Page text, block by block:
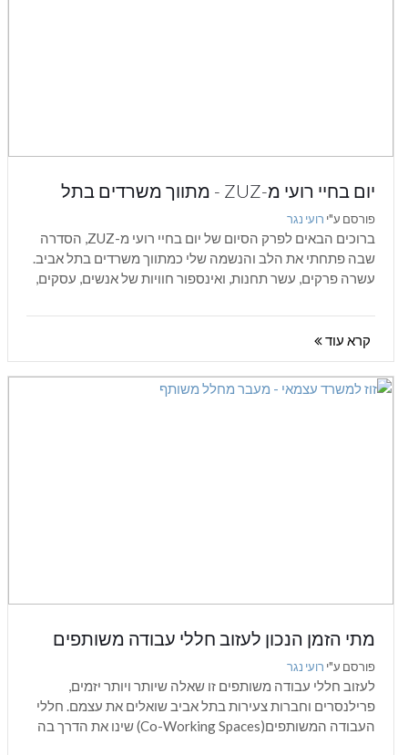
יום בחיי רועי מ-ZUZ - מתווך משרדים בתל
קהילה בעולם הנדל"ן
פורסם ע"י רועי נגר
ברוכים הבאים לפרק הסיום של יום בחיי רועי מ-ZUZ, הסדרה
שבה פתחתי את הלב והנשמה שלי כמתווך משרדים בתל אביב.
עשרה פרקים, עשר תחנות, ואינספור חוויות של אנשים, עסקים,
קרא עוד
מתי הזמן הנכון לעזוב חללי עבודה משותפים
ולעבור למשרד עצמאי בתל אביב?
פורסם ע"י רועי נגר
לעזוב חללי עבודה משותפים זו שאלה שיותר ויותר יזמים,
פרילנסרים וחברות צעירות בתל אביב שואלים את עצמם. חללי
העבודה המשותפים(Co-Working Spaces) שינו את הדרך בה